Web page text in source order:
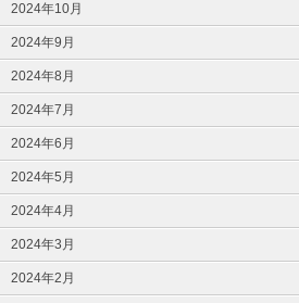
2024年10月
2024年9月
2024年8月
2024年7月
2024年6月
2024年5月
2024年4月
2024年3月
2024年2月